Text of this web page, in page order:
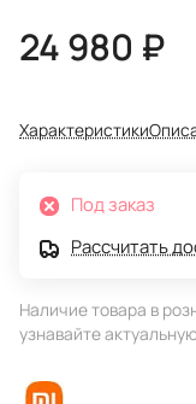
24 980 ₽
Характеристики
Под заказ
Рассчитать
Наличие товара в
узнавайте